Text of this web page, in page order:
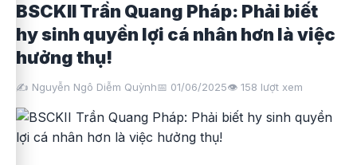
BSCKII Trần Quang Pháp: Phải biết
hy sinh quyền lợi cá nhân hơn là việc
hưởng thụ!
✍️ Nguyễn Ngô Diễm Quỳnh📅 01/06/2025👁️ 158 lượt xem